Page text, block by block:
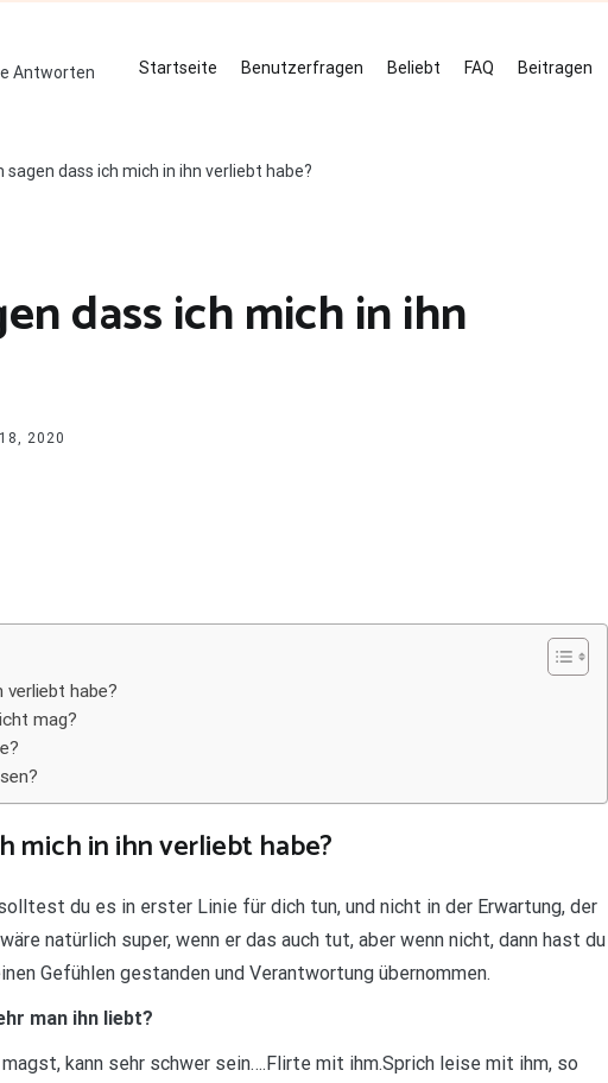
Antworten Startseite Benutzerfragen Beliebt FAQ Beitragen
sagen dass ich mich in ihn verliebt habe?
dass ich mich in ihn
2020
verliebt habe?
mag?
mich in ihn verliebt habe?
du es in erster Linie für dich tun, und nicht in der Erwartung, der
natürlich super, wenn er das auch tut, aber wenn nicht, dann hast du
Gefühlen gestanden und Verantwortung übernommen.
man ihn liebt?
kann sehr schwer sein….Flirte mit ihm.Sprich leise mit ihm, so